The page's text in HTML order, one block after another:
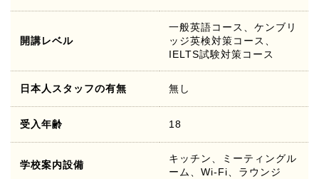
開講レベル
一般英語コース、ケンブリ
ッジ英検対策コース、
IELTS試験対策コース
日本人スタッフの有無 無し
受入年齢 18
学校案内設備
キッチン、ミーティングル
ーム、Wi-Fi、ラウンジ